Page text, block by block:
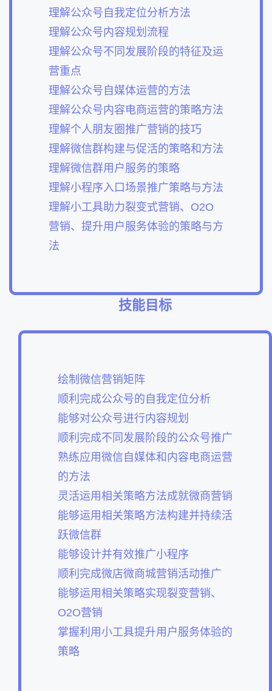
理解公众号自我定位分析方法
理解公众号内容规划流程
理解公众号不同发展阶段的特征及运
营重点
理解公众号自媒体运营的方法
理解公众号内容电商运营的策略方法
理解个人朋友圈推广营销的技巧
理解微信群构建与促活的策略和方法
理解微信群用户服务的策略
理解小程序入口场景推广策略与方法
理解小工具助力裂变式营销、O2O
营销、提升用户服务体验的策略与方
法
技能目标
绘制微信营销矩阵
顺利完成公众号的自我定位分析
能够对公众号进行内容规划
顺利完成不同发展阶段的公众号推广
熟练应用微信自媒体和内容电商运营
的方法
灵活运用相关策略方法成就微商营销
能够运用相关策略方法构建并持续活
跃微信群
能够设计并有效推广小程序
顺利完成微店微商城营销活动推广
能够运用相关策略实现裂变营销、
O2O营销
掌握利用小工具提升用户服务体验的
策略